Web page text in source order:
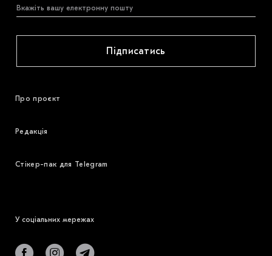
Підписатись
Про проєкт
Редакція
Стікер-пак для Telegram
У соціальних мережах